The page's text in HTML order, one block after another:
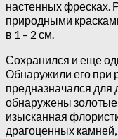
настенных фресках.
природными
в 1 – 2 см.
Сохранился и еще
Обнаружили его при
предназначался для
обнаружены
изысканная
драгоценных